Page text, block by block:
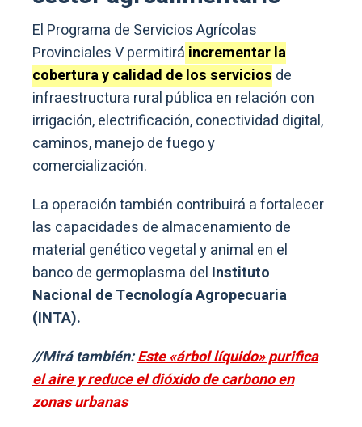
El Programa de Servicios Agrícolas
Provinciales V permitirá incrementar la
cobertura y calidad de los servicios de
infraestructura rural pública en relación con
irrigación, electrificación, conectividad digital,
caminos, manejo de fuego y
comercialización.
La operación también contribuirá a fortalecer
las capacidades de almacenamiento de
material genético vegetal y animal en el
banco de germoplasma del Instituto
Nacional de Tecnología Agropecuaria
(INTA).
//Mirá también:Este «árbol líquido» purifica
el aire y reduce el dióxido de carbono en
zonas urbanas